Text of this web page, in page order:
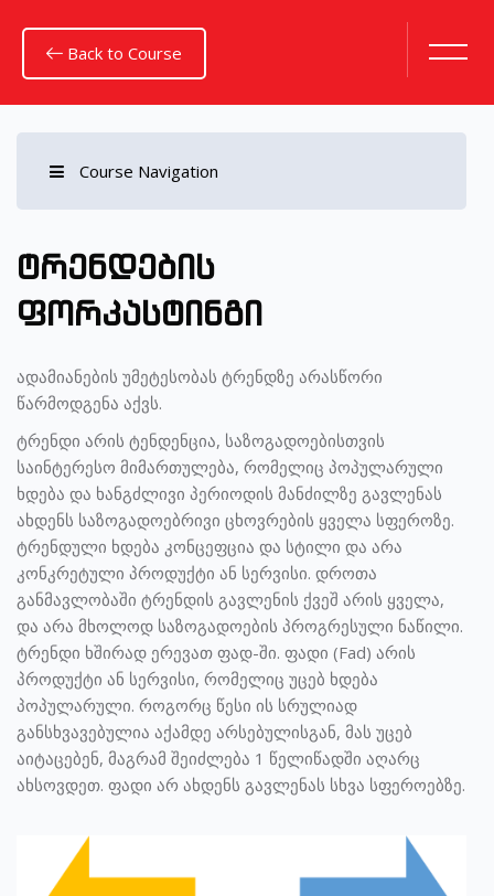
Back to Course
Course Navigation
გადადი მთავარ შინაარსზე
ტრენდების
ფორკასტინგი
ადამიანების უმეტესობას ტრენდზე არასწორი
წარმოდგენა აქვს.
ტრენდი არის ტენდენცია, საზოგადოებისთვის
საინტერესო მიმართულება, რომელიც პოპულარული
ხდება და ხანგძლივი პერიოდის მანძილზე გავლენას
ახდენს საზოგადოებრივი ცხოვრების ყველა სფეროზე.
ტრენდული ხდება კონცეფცია და სტილი და არა
კონკრეტული პროდუქტი ან სერვისი. დროთა
განმავლობაში ტრენდის გავლენის ქვეშ არის ყველა,
და არა მხოლოდ საზოგადოების პროგრესული ნაწილი.
ტრენდი ხშირად ერევათ ფად-ში. ფადი (Fad) არის
პროდუქტი ან სერვისი, რომელიც უცებ ხდება
პოპულარული. როგორც წესი ის სრულიად
განსხვავებულია აქამდე არსებულისგან, მას უცებ
აიტაცებენ, მაგრამ შეიძლება 1 წელიწადში აღარც
ახსოვდეთ. ფადი არ ახდენს გავლენას სხვა სფეროებზე.